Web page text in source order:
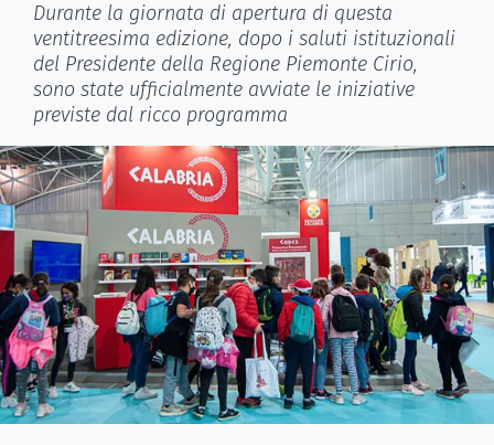
Durante la giornata di apertura di questa
ventitreesima edizione, dopo i saluti istituzionali
del Presidente della Regione Piemonte Cirio,
sono state ufficialmente avviate le iniziative
previste dal ricco programma